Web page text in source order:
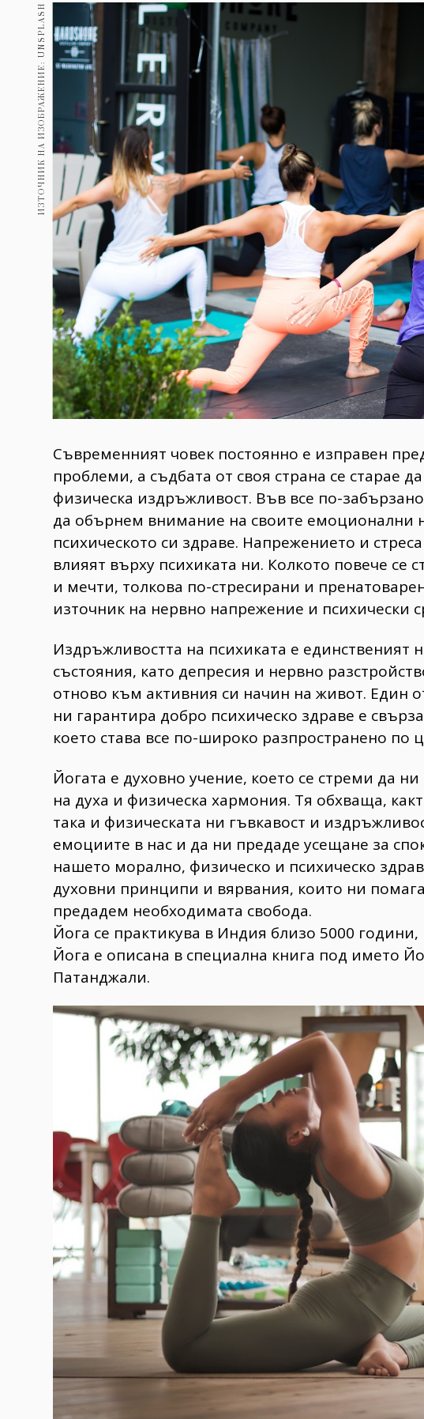
Пътувай 237
Здраве 389
Gentlemen
Wellness 1817
ПОСЛЕДВАЙТЕ
НИ
ИЗТОЧНИК НА ИЗОБРАЖЕНИЕ: UNSPLASH
Съвременният човек постоянно е изправен
проблеми, а съдбата от своя страна се старае
физическа издръжливост. Във все по-
да обърнем внимание на своите емоционални
психическото си здраве. Напрежението и
влияят върху психиката ни. Колкото повече
и мечти, толкова по-стресирани и
източник на нервно напрежение и психически
Издръжливостта на психиката е единственият
състояния, като депресия и нервно
отново към активния си начин на живот. Един
ни гарантира добро психическо здраве е
което става все по-широко разпространено по
Йогата е духовно учение, което се стреми да
на духа и физическа хармония. Тя обхваща,
така и физическата ни гъвкавост и
емоциите в нас и да ни предаде усещане за
нашето морално, физическо и психическо
духовни принципи и вярвания, които ни
предадем необходимата свобода.
Йога се практикува в Индия близо 5000 години,
Йога е описана в специална книга под името
Патанджали.